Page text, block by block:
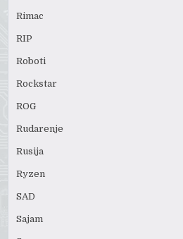
Rimac
RIP
Roboti
Rockstar
ROG
Rudarenje
Rusija
Ryzen
SAD
Sajam